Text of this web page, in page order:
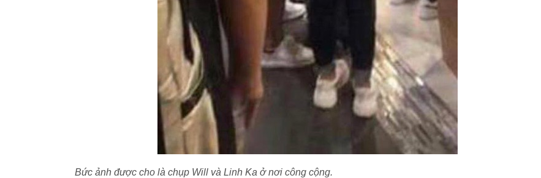
Bức ảnh được cho là chụp Will và Linh Ka ở nơi công cộng.